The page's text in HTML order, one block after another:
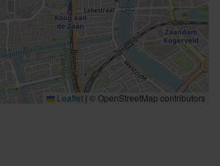
Centrale voorziening
Openbaar parkeren, Op
eigen terrein
Leaflet | © OpenStreetMap contributors